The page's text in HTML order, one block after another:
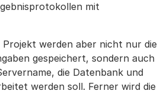
mit
Projekt werden aber nicht nur die
gespeichert, sondern auch
die Datenbank und
werden soll. Ferner wird die